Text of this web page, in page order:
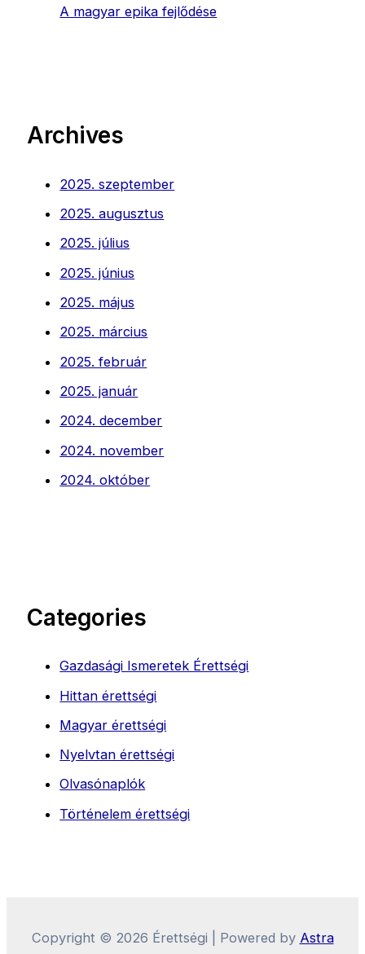
A magyar epika fejlődése
Archives
2025. szeptember
2025. augusztus
2025. július
2025. június
2025. május
2025. március
2025. február
2025. január
2024. december
2024. november
2024. október
Categories
Gazdasági Ismeretek Érettségi
Hittan érettségi
Magyar érettségi
Nyelvtan érettségi
Olvasónaplók
Történelem érettségi
Copyright © 2026 Érettségi | Powered by Astra